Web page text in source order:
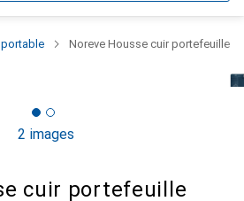
Noreve Housse cuir portefeuille
2 images
cuir portefeuille